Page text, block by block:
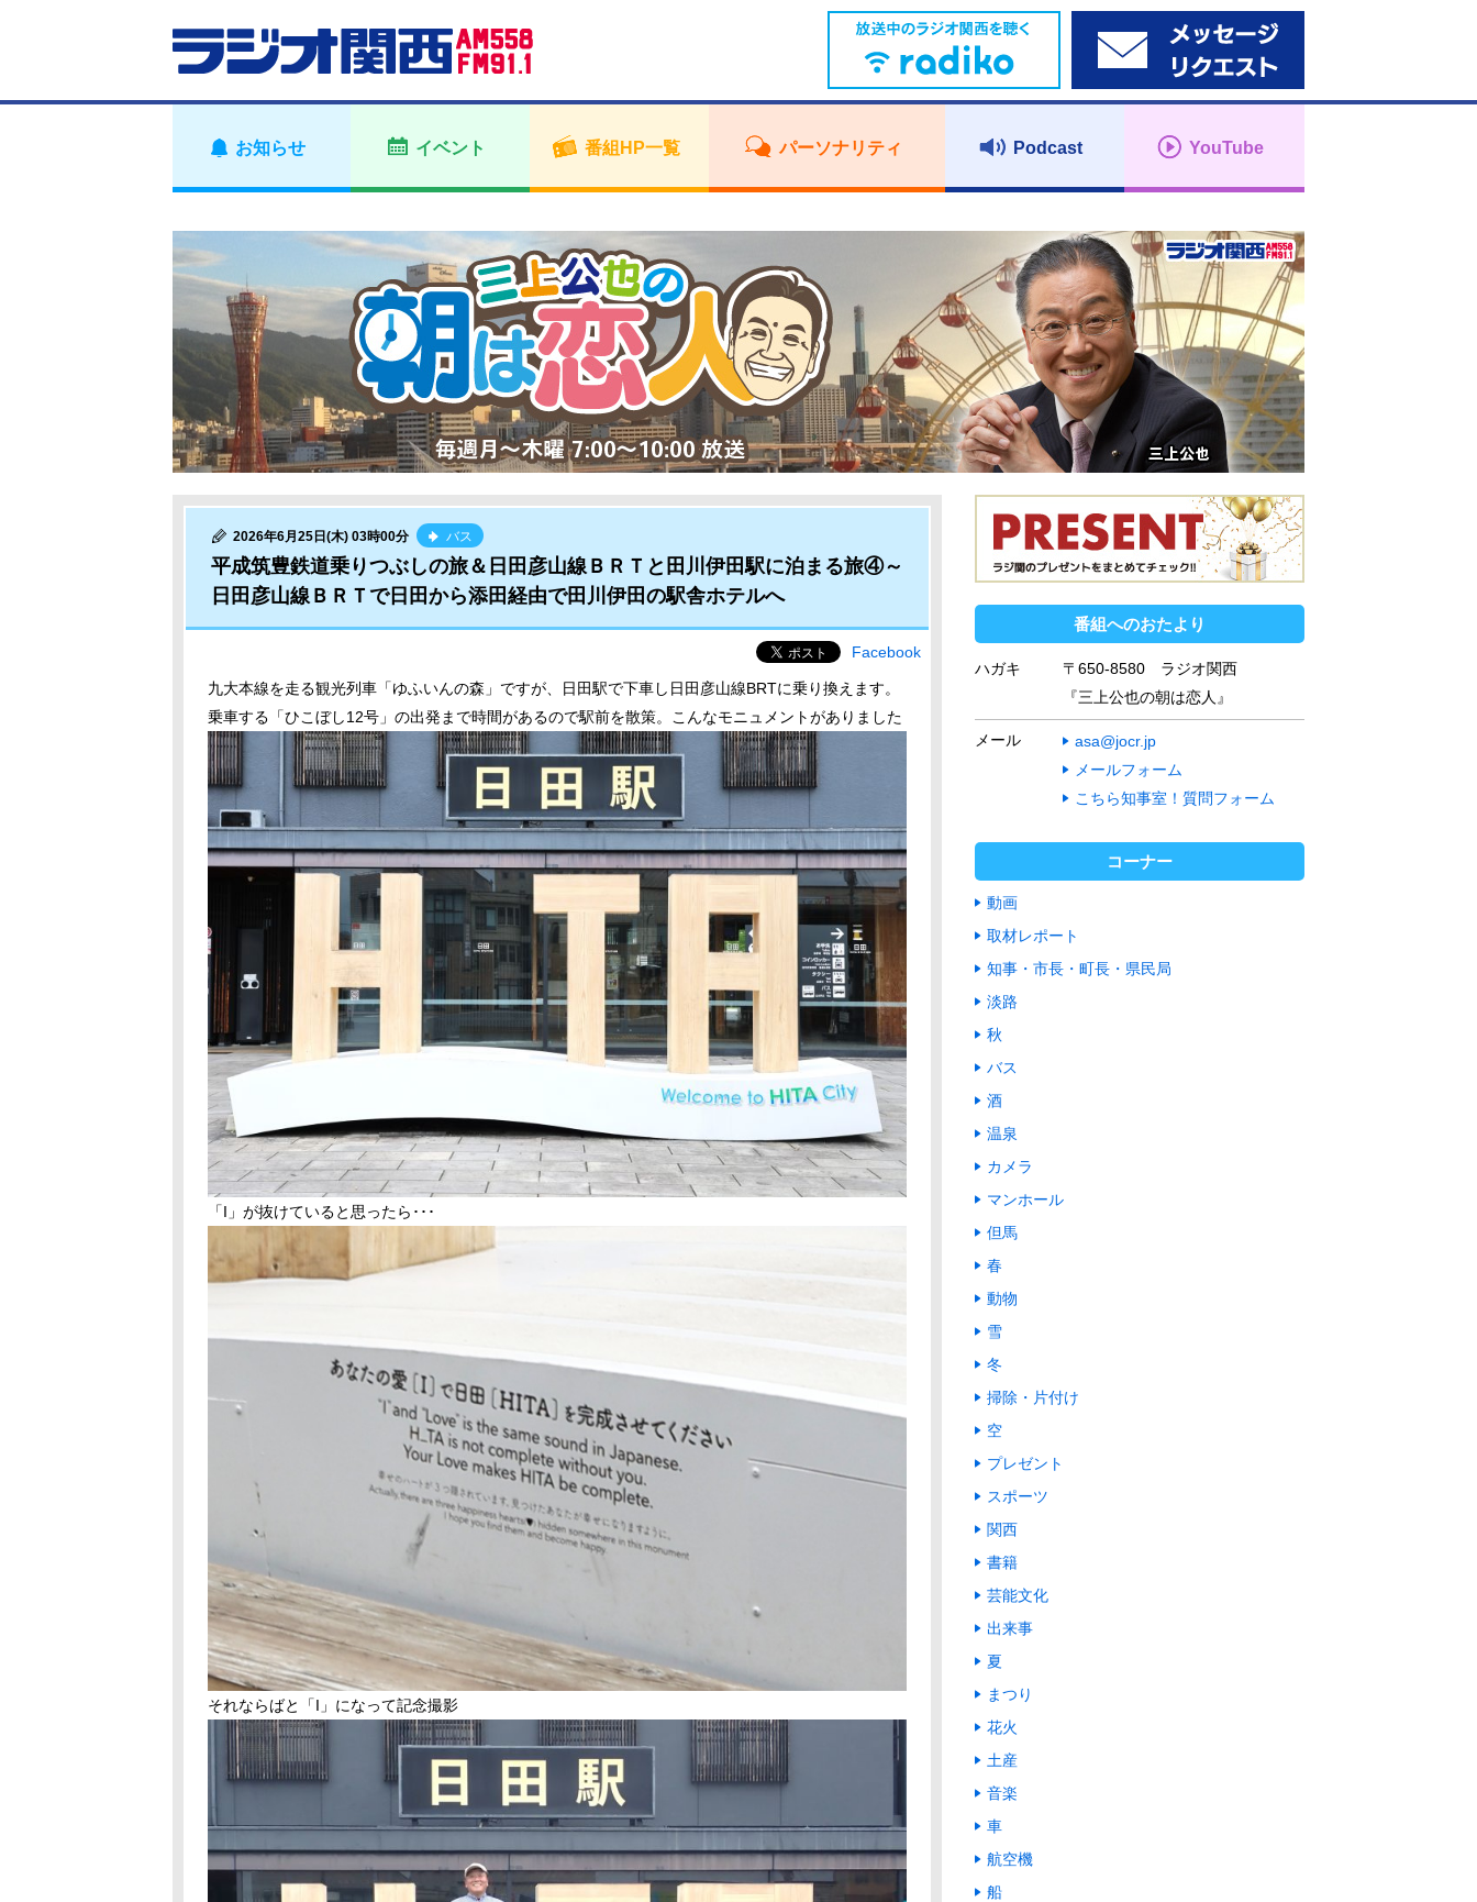
お知らせ イベント 番組HP一覧 パーソナリティ Podcast YouTube
2026年6月25日(木) 03時00分 バス
平成筑豊鉄道乗りつぶしの旅＆日田彦山線ＢＲＴと田川伊田駅に泊まる旅④～
日田彦山線ＢＲＴで日田から添田経由で田川伊田の駅舎ホテルへ
Facebook
九大本線を走る観光列車「ゆふいんの森」ですが、日田駅で下車し日田彦山線BRTに乗り換えます。
乗車する「ひこぼし12号」の出発まで時間があるので駅前を散策。こんなモニュメントがありました
「I」が抜けていると思ったら･･･
それならばと「I」になって記念撮影
番組へのおたより
ハガキ
〒650-8580 ラジオ関西
『三上公也の朝は恋人』
メール
asa@jocr.jp
メールフォーム
こちら知事室！質問フォーム
コーナー
動画
取材レポート
知事・市長・町長・県民局
淡路
秋
バス
酒
温泉
カメラ
マンホール
但馬
春
動物
雪
冬
掃除・片付け
空
プレゼント
スポーツ
関西
書籍
芸能文化
出来事
夏
まつり
花火
土産
音楽
車
航空機
船